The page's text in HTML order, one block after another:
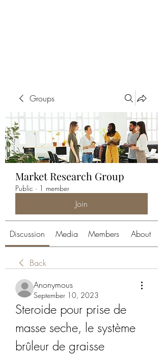
Groups
Market Research Group
Public · 1 member
Join
Discussion Media Members About
Back
Anonymous
September 10, 2023
Steroide pour prise de
masse seche, le système
brûleur de graisse